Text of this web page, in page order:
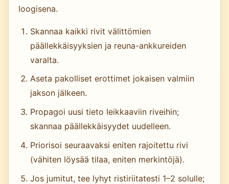
loogisena.
Skannaa kaikki rivit välittömien
päällekkäisyyksien ja reuna-ankkureiden
varalta.
Aseta pakolliset erottimet jokaisen valmiin
jakson jälkeen.
Propagoi uusi tieto leikkaaviin riveihin;
skannaa päällekkäisyydet uudelleen.
Priorisoi seuraavaksi eniten rajoitettu rivi
(vähiten löysää tilaa, eniten merkintöjä).
Jos jumitut, tee lyhyt ristiriitatesti 1–2 solulle;